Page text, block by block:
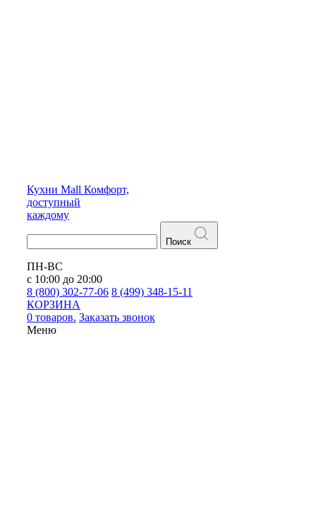
Кухни Mall Комфорт,
доступный
каждому
Поиск
ПН-ВС
с 10:00 до 20:00
8 (800) 302-77-06 8 (499) 348-15-11
КОРЗИНА
0 товаров. Заказать звонок
Меню